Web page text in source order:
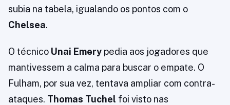
subia na tabela, igualando os pontos com o
Chelsea.
O técnico Unai Emery pedia aos jogadores que
mantivessem a calma para buscar o empate. O
Fulham, por sua vez, tentava ampliar com contra-
ataques. Thomas Tuchel foi visto nas